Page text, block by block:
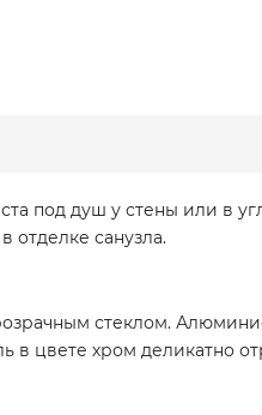
под душ у стены или в
отделке санузла.
стеклом.
цвете хром деликатно